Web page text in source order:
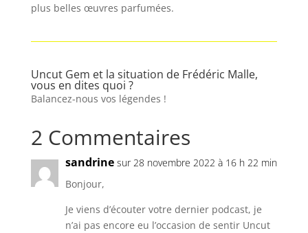
plus belles œuvres parfumées.
Uncut Gem et la situation de Frédéric Malle,
vous en dites quoi ?
Balancez-nous vos légendes !
2 Commentaires
sandrine sur 28 novembre 2022 à 16 h 22 min
Bonjour,
Je viens d’écouter votre dernier podcast, je
n’ai pas encore eu l’occasion de sentir Uncut